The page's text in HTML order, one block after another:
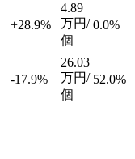
+28.9%
4.89
万円/
個
0.0%
-17.9%
26.03
万円/
個
52.0%